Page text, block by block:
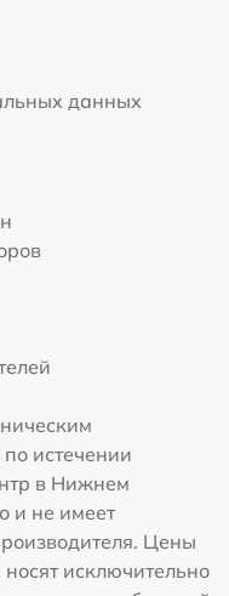
данных
истечении
в Нижнем
и не имеет
Цены
исключительно